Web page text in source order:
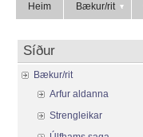
Heim Bækur/rit
Síður
Bækur/rit
Arfur aldanna
Strengleikar